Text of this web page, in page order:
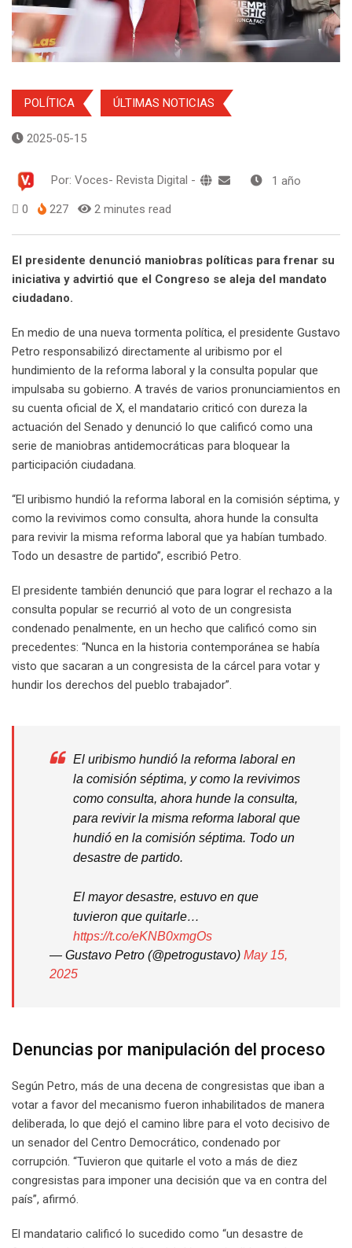
POLÍTICA ÚLTIMAS NOTICIAS
2025-05-15
Por: Voces- Revista Digital - 1 año
0 227 2 minutes read
El presidente denunció maniobras políticas para frenar su
iniciativa y advirtió que el Congreso se aleja del mandato
ciudadano.
En medio de una nueva tormenta política, el presidente Gustavo
Petro responsabilizó directamente al uribismo por el
hundimiento de la reforma laboral y la consulta popular que
impulsaba su gobierno. A través de varios pronunciamientos en
su cuenta oficial de X, el mandatario criticó con dureza la
actuación del Senado y denunció lo que calificó como una
serie de maniobras antidemocráticas para bloquear la
participación ciudadana.
“El uribismo hundió la reforma laboral en la comisión séptima, y
como la revivimos como consulta, ahora hunde la consulta
para revivir la misma reforma laboral que ya habían tumbado.
Todo un desastre de partido”, escribió Petro.
El presidente también denunció que para lograr el rechazo a la
consulta popular se recurrió al voto de un congresista
condenado penalmente, en un hecho que calificó como sin
precedentes: “Nunca en la historia contemporánea se había
visto que sacaran a un congresista de la cárcel para votar y
hundir los derechos del pueblo trabajador”.
El uribismo hundió la reforma laboral en
la comisión séptima, y como la revivimos
como consulta, ahora hunde la consulta,
para revivir la misma reforma laboral que
hundió en la comisión séptima. Todo un
desastre de partido.
El mayor desastre, estuvo en que
tuvieron que quitarle…
https://t.co/eKNB0xmgOs
— Gustavo Petro (@petrogustavo) May 15,
2025
Denuncias por manipulación del proceso
Según Petro, más de una decena de congresistas que iban a
votar a favor del mecanismo fueron inhabilitados de manera
deliberada, lo que dejó el camino libre para el voto decisivo de
un senador del Centro Democrático, condenado por
corrupción. “Tuvieron que quitarle el voto a más de diez
congresistas para imponer una decisión que va en contra del
país”, afirmó.
El mandatario calificó lo sucedido como “un desastre de